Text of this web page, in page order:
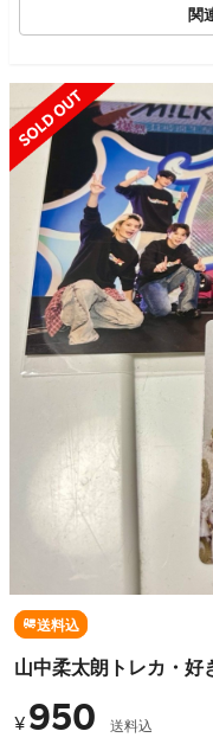
関
SOLD OUT
送料込
山中柔太朗トレカ・
¥ 950 送料込